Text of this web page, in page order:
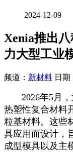
2024-12-09
Xenia推出
力大型工业
频道： 新材料 日期
2026年5月，
热塑性复合材料
粒基材料。这些
具应用而设计，
成型模具以及主